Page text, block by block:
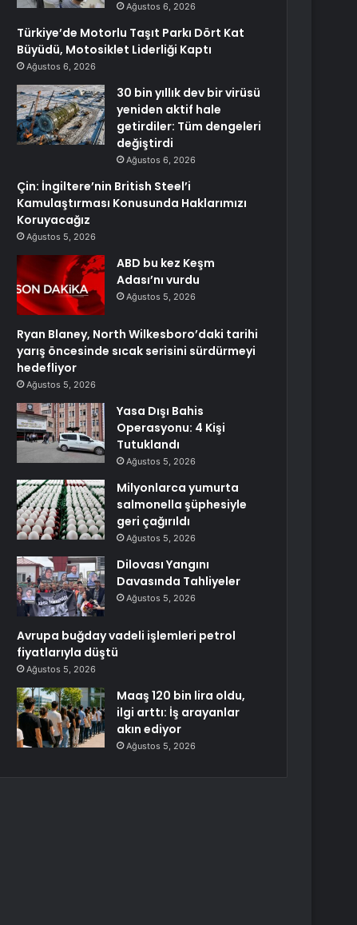
Ağustos 6, 2026
Türkiye’de Motorlu Taşıt Parkı Dört Kat
Büyüdü, Motosiklet Liderliği Kaptı
Ağustos 6, 2026
30 bin yıllık dev bir virüsü
yeniden aktif hale
getirdiler: Tüm dengeleri
değiştirdi
Ağustos 6, 2026
Çin: İngiltere’nin British Steel’i
Kamulaştırması Konusunda Haklarımızı
Koruyacağız
Ağustos 5, 2026
ABD bu kez Keşm
Adası’nı vurdu
Ağustos 5, 2026
Ryan Blaney, North Wilkesboro’daki tarihi
yarış öncesinde sıcak serisini sürdürmeyi
hedefliyor
Ağustos 5, 2026
Yasa Dışı Bahis
Operasyonu: 4 Kişi
Tutuklandı
Ağustos 5, 2026
Milyonlarca yumurta
salmonella şüphesiyle
geri çağırıldı
Ağustos 5, 2026
Dilovası Yangını
Davasında Tahliyeler
Ağustos 5, 2026
Avrupa buğday vadeli işlemleri petrol
fiyatlarıyla düştü
Ağustos 5, 2026
Maaş 120 bin lira oldu,
ilgi arttı: İş arayanlar
akın ediyor
Ağustos 5, 2026